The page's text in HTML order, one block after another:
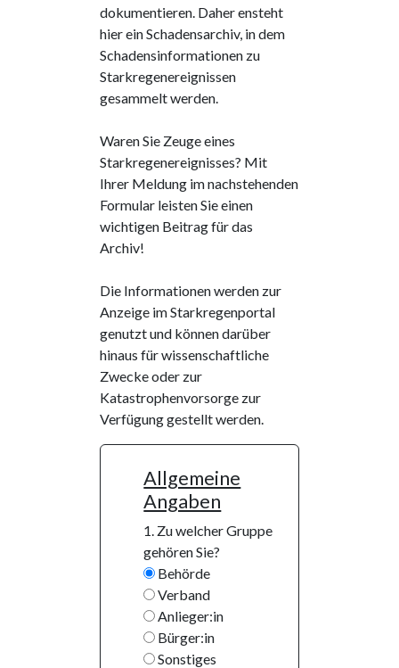
dokumentieren. Daher ensteht
hier ein Schadensarchiv, in dem
Schadensinformationen zu
Starkregenereignissen
gesammelt werden.
Waren Sie Zeuge eines
Starkregenereignisses? Mit
Ihrer Meldung im nachstehenden
Formular leisten Sie einen
wichtigen Beitrag für das
Archiv!
Die Informationen werden zur
Anzeige im Starkregenportal
genutzt und können darüber
hinaus für wissenschaftliche
Zwecke oder zur
Katastrophenvorsorge zur
Verfügung gestellt werden.
Allgemeine
Angaben
1. Zu welcher Gruppe
gehören Sie?
Behörde
Verband
Anlieger:in
Bürger:in
Sonstiges